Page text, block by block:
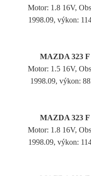
Motor: 1.8 16V,
1998.09, výkon:
MAZDA 323 F
Motor: 1.5 16V,
1998.09, výkon:
MAZDA 323 F
Motor: 1.8 16V,
1998.09, výkon: